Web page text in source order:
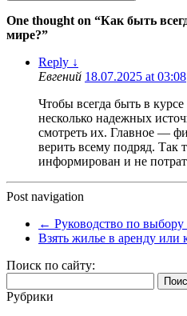
One thought on “Как быть
мире?”
Reply ↓
Евгений 18.07.2025 at 03:08
Чтобы всегда быть в
несколько надежных
смотреть их. Главное —
верить всему подряд. Так
информирован и не
Post navigation
← Руководство по выбору
Взять жилье в аренду или
Поиск по сайту:
Рубрики